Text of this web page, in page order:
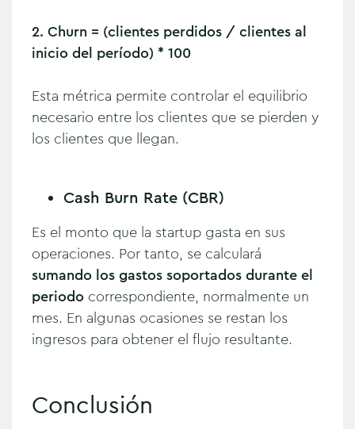
2. Churn = (clientes perdidos / clientes al
inicio del período) * 100
Esta métrica permite controlar el equilibrio
necesario entre los clientes que se pierden y
los clientes que llegan.
Cash Burn Rate (CBR)
Es el monto que la startup gasta en sus
operaciones. Por tanto, se calculará
sumando los gastos soportados durante el
periodo correspondiente, normalmente un
mes. En algunas ocasiones se restan los
ingresos para obtener el flujo resultante.
Conclusión